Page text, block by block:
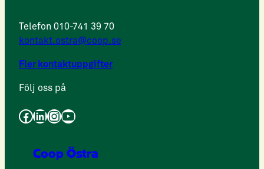
Telefon 010-741 39 70
kontakt.ostra@coop.se
Fler kontaktuppgifter
Följ oss på
Facebook LinkedIn InstagramYouTube
Coop Östra